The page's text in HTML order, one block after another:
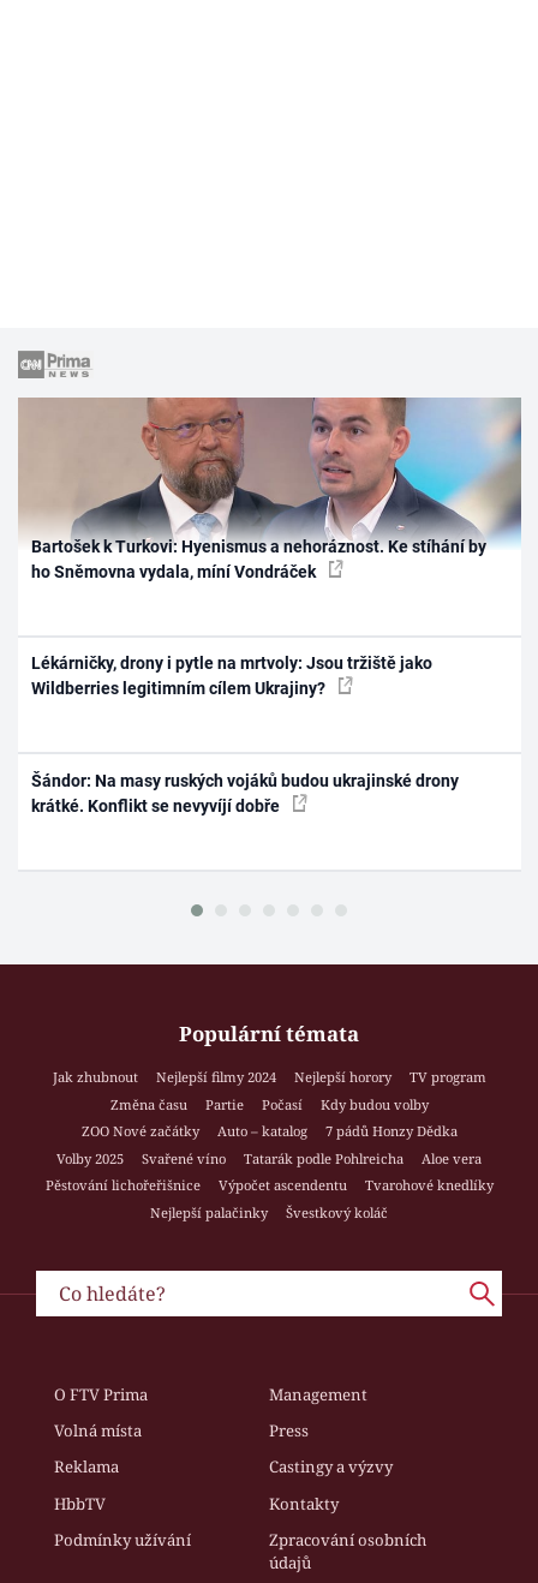
Bartošek k Turkovi: Hyenismus a nehoráznost. Ke stíhání by
ho Sněmovna vydala, míní Vondráček
Lékárničky, drony i pytle na mrtvoly: Jsou tržiště jako
Wildberries legitimním cílem Ukrajiny?
Šándor: Na masy ruských vojáků budou ukrajinské drony
krátké. Konflikt se nevyvíjí dobře
Populární témata
Jak zhubnout Nejlepší filmy 2024 Nejlepší horory
TV program
Změna času
Partie Počasí
Kdy budou volby
ZOO Nové začátky
Auto – katalog
7 pádů Honzy Dědka
Volby 2025
Svařené víno Tatarák podle Pohlreicha
Aloe vera
Pěstování lichořeřišnice
Výpočet ascendentu
Tvarohové knedlíky
Nejlepší palačinky
Švestkový koláč
O FTV Prima
Management
Volná místa
Press
Reklama
Castingy a výzvy
HbbTV
Kontakty
Podmínky užívání
Zpracování osobních
údajů